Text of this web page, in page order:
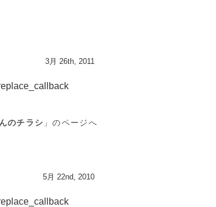
3月 26th, 2011
のチラシ 」のページへ
5月 22nd, 2010